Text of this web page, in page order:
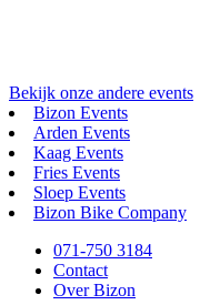
Bekijk onze andere events
Bizon Events
Arden Events
Kaag Events
Fries Events
Sloep Events
Bizon Bike Company
071-750 3184
Contact
Over Bizon